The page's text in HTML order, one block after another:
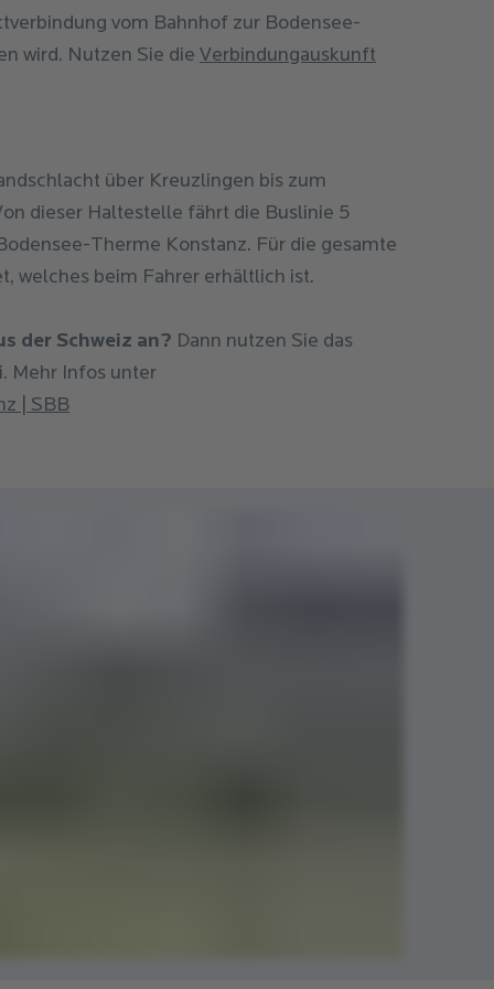
vom Bahnhof zur Bodensee-
wird. Nutzen Sie die Verbindungauskunft
über Kreuzlingen bis zum
dieser Haltestelle fährt die Buslinie 5
Therme Konstanz. Für die gesamte
welches beim Fahrer erhältlich ist.
der Schweiz an? Dann nutzen Sie das
Mehr Infos unter
| SBB